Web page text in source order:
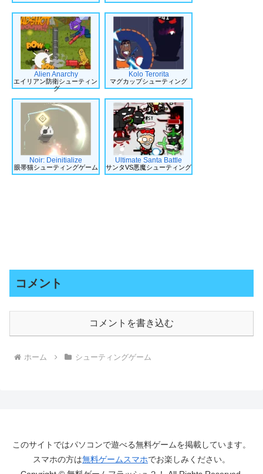
Alien Anarchy
エイリアン防衛シューティン
グ
Kolo Terorita
マグカップシューティング
Noir: Deinitialize
眼帯猫シューティングゲーム
Ultimate Santa Battle
サンタVS悪魔シューティング
コメント
コメントを書き込む
ホーム シューティングゲーム
このサイトではパソコンで遊べる無料ゲームを掲載しています。
スマホの方は無料ゲームスマホでお楽しみください。